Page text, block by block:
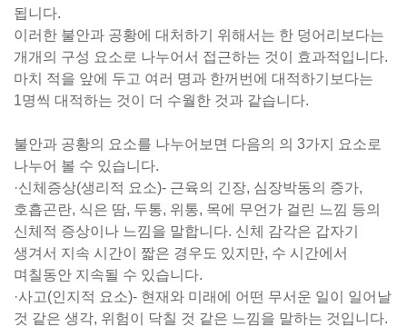
됩니다.
이러한 불안과 공황에 대처하기 위해서는 한 덩어리보다는
개개의 구성 요소로 나누어서 접근하는 것이 효과적입니다.
마치 적을 앞에 두고 여러 명과 한꺼번에 대적하기보다는
1명씩 대적하는 것이 더 수월한 것과 같습니다.
불안과 공황의 요소를 나누어보면 다음의 의 3가지 요소로
나누어 볼 수 있습니다.
·신체증상(생리적 요소)- 근육의 긴장, 심장박동의 증가,
호흡곤란, 식은 땀, 두통, 위통, 목에 무언가 걸린 느낌 등의
신체적 증상이나 느낌을 말합니다. 신체 감각은 갑자기
생겨서 지속 시간이 짧은 경우도 있지만, 수 시간에서
며칠동안 지속될 수 있습니다.
·사고(인지적 요소)- 현재와 미래에 어떤 무서운 일이 일어날
것 같은 생각, 위험이 닥칠 것 같은 느낌을 말하는 것입니다.